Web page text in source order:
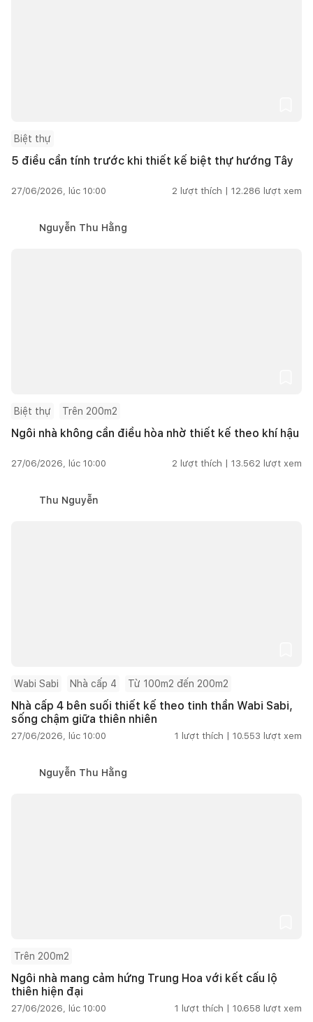
Biệt thự
5 điều cần tính trước khi thiết kế biệt thự hướng Tây
27/06/2026, lúc 10:00 2 lượt thích | 12.286 lượt xem
Nguyễn Thu Hằng
Biệt thự Trên 200m2
Ngôi nhà không cần điều hòa nhờ thiết kế theo khí hậu
27/06/2026, lúc 10:00 2 lượt thích | 13.562 lượt xem
Thu Nguyễn
Wabi Sabi Nhà cấp 4 Từ 100m2 đến 200m2
Nhà cấp 4 bên suối thiết kế theo tinh thần Wabi Sabi,
sống chậm giữa thiên nhiên
27/06/2026, lúc 10:00 1 lượt thích | 10.553 lượt xem
Nguyễn Thu Hằng
Trên 200m2
Ngôi nhà mang cảm hứng Trung Hoa với kết cấu lộ
thiên hiện đại
27/06/2026, lúc 10:00 1 lượt thích | 10.658 lượt xem